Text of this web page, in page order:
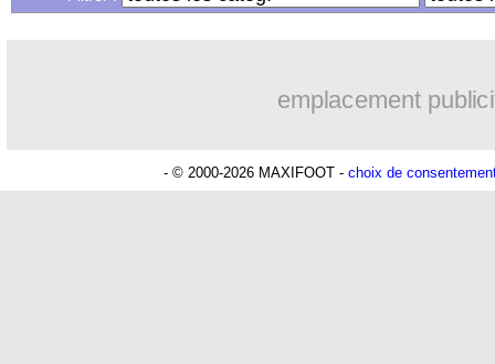
emplacement
- © 2000-2026 MAXIFOOT - choix de